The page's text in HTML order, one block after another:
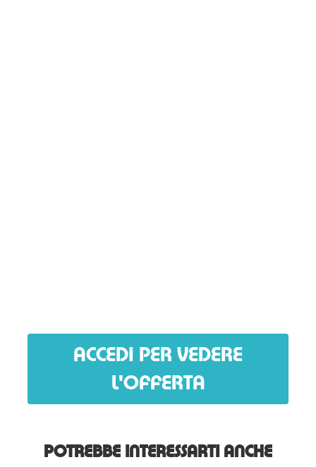
ACCEDI PER VEDERE
L'OFFERTA
POTREBBE INTERESSARTI ANCHE